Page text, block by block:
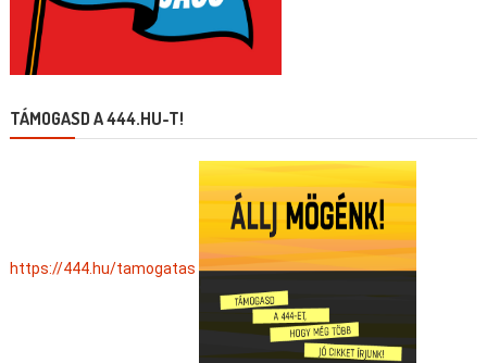
TÁMOGASD A 444.HU-T!
https://444.hu/tamogatas